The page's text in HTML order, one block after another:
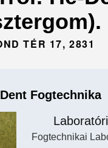
TÉR 17, 2831
Fogtechnika
Fogtechnikai